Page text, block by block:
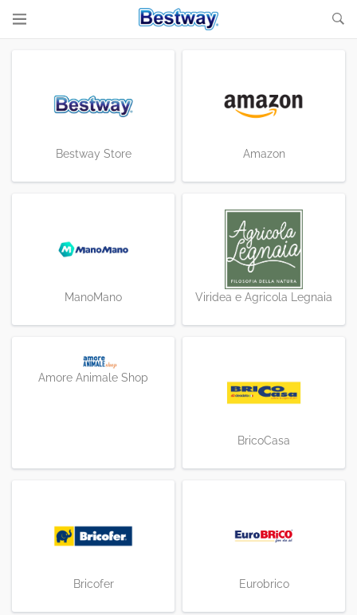
Bestway Store Amazon
ManoMano Viridea e Agricola Legnaia
Amore Animale Shop
BricoCasa
Bricofer Eurobrico